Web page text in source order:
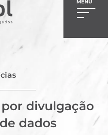
divulgação
dados